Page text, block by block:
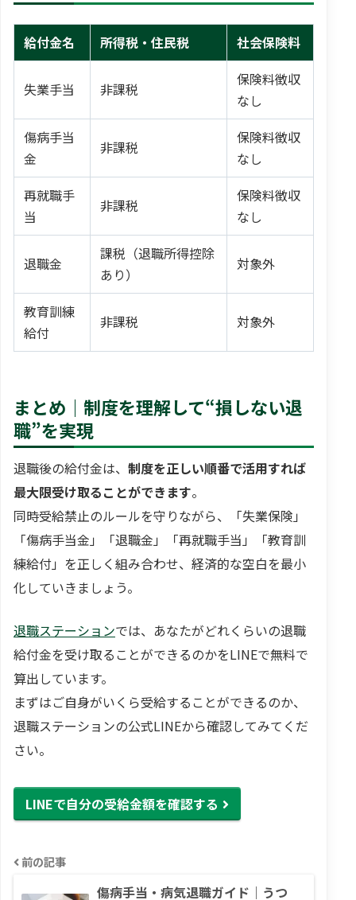
給付金名 所得税・住民税 社会保険料
失業手当 非課税
保険料徴収
なし
傷病手当
金
非課税
保険料徴収
なし
再就職手
当
非課税
保険料徴収
なし
退職金
課税（退職所得控除
あり）
対象外
教育訓練
給付
非課税 対象外
まとめ｜制度を理解して“損しない退
職”を実現
退職後の給付金は、 制度を正しい順番で活用すれば
最大限受け取ることができます。
同時受給禁止のルールを守りながら、「失業保険」
「傷病手当金」「退職金」「再就職手当」「教育訓
練給付」を正しく組み合わせ、経済的な空白を最小
化していきましょう。
退職ステーションでは、あなたがどれくらいの退職
給付金を受け取ることができるのかをLINEで無料で
算出しています。
まずはご自身がいくら受給することができるのか、
退職ステーションの公式LINEから確認してみてくだ
さい。
LINEで自分の受給金額を確認する
前の記事
傷病手当・病気退職ガイド｜うつ